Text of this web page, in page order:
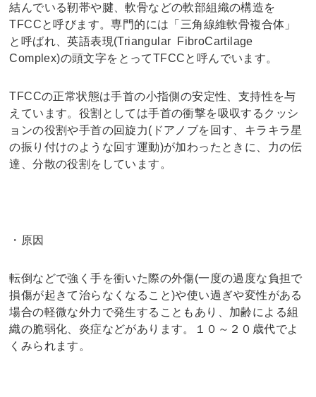
結んでいる靭帯や腱、軟骨などの軟部組織の構造を
TFCCと呼びます。専門的には「三角線維軟骨複合体」
と呼ばれ、英語表現(Triangular FibroCartilage
Complex)の頭文字をとってTFCCと呼んでいます。
TFCCの正常状態は手首の小指側の安定性、支持性を与
えています。役割としては手首の衝撃を吸収するクッシ
ョンの役割や手首の回旋力(ドアノブを回す、キラキラ星
の振り付けのような回す運動)が加わったときに、力の伝
達、分散の役割をしています。
・原因
転倒などで強く手を衝いた際の外傷(一度の過度な負担で
損傷が起きて治らなくなること)や使い過ぎや変性がある
場合の軽微な外力で発生することもあり、加齢による組
織の脆弱化、炎症などがあります。１０～２０歳代でよ
くみられます。